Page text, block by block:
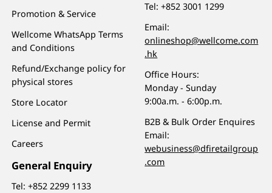
Promotion & Service
Wellcome WhatsApp Terms
and Conditions
Refund/Exchange policy for
physical stores
Store Locator
License and Permit
Careers
General Enquiry
Tel:+852 2299 1133
Tel:+852 3001 1299
Email:
onlineshop@wellcome.com
.hk
Office Hours:
Monday - Sunday
9:00a.m. - 6:00p.m.
B2B & Bulk Order Enquires
Email:
webusiness@dfiretailgroup
.com